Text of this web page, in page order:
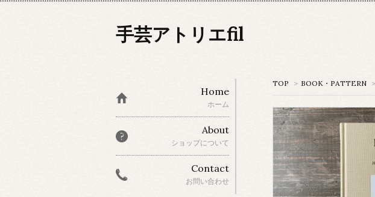
手芸アトリエfil
TOP > BOOK・PATTERN >
Home
ホーム
About
ショップについて
Contact
お問い合わせ